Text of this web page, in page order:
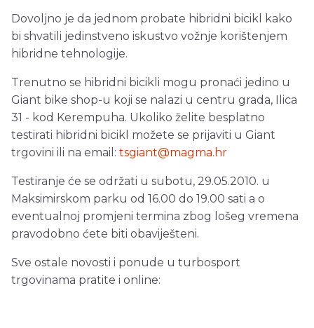
Dovoljno je da jednom probate hibridni bicikl kako
bi shvatili jedinstveno iskustvo vožnje korištenjem
hibridne tehnologije.
Trenutno se hibridni bicikli mogu pronaći jedino u
Giant bike shop-u koji se nalazi u centru grada, Ilica
31 - kod Kerempuha. Ukoliko želite besplatno
testirati hibridni bicikl možete se prijaviti u Giant
trgovini ili na email: tsgiant@magma.hr
Testiranje će se održati u subotu, 29.05.2010. u
Maksimirskom parku od 16.00 do 19.00 sati a o
eventualnoj promjeni termina zbog lošeg vremena
pravodobno ćete biti obaviješteni.
Sve ostale novosti i ponude u turbosport
trgovinama pratite i online: